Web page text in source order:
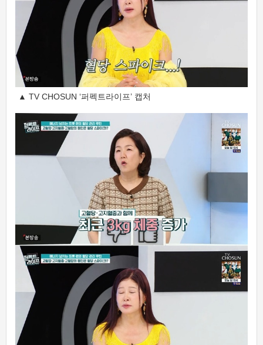
▲ TV CHOSUN ‘퍼펙트라이프’ 캡처